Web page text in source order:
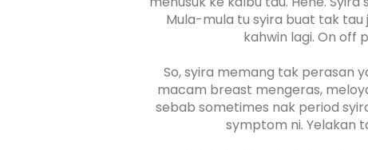
Mula-mula tu syira buat tak tau
kahwin lagi. On off
So, syira memang tak perasan
macam breast mengeras,
sebab sometimes nak period
symptom ni. Yelakan